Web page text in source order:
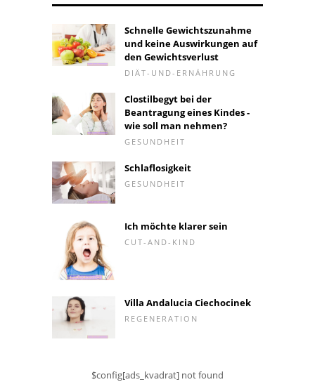
Schnelle Gewichtszunahme
und keine Auswirkungen auf
den Gewichtsverlust
DIÄT-UND-ERNÄHRUNG
Clostilbegyt bei der
Beantragung eines Kindes -
wie soll man nehmen?
GESUNDHEIT
Schlaflosigkeit
GESUNDHEIT
Ich möchte klarer sein
CUT-AND-KIND
Villa Andalucia Ciechocinek
REGENERATION
$config[ads_kvadrat] not found